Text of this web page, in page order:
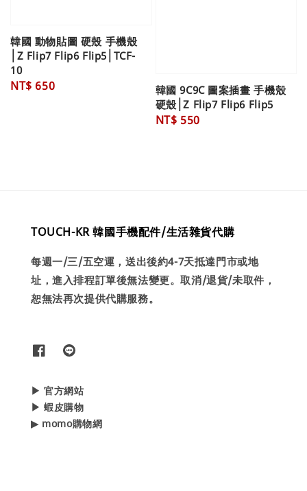
韓國 動物貼圖 硬殼 手機殼
│Z Flip7 Flip6 Flip5│TCF-
10
Regular
NT$ 650
韓國 9C9C 圖案插畫 手機殼
硬殼│Z Flip7 Flip6 Flip5
Regular
NT$ 550
TOUCH-KR 韓國手機配件/生活雜貨代購
每週一/三/五空運，送出後約4-7天抵達門市或地
址，進入排程訂單後無法變更。取消/退貨/未取件，
恕無法再次提供代購服務。
▶ 官方網站
▶ 蝦皮購物
▶ momo購物網